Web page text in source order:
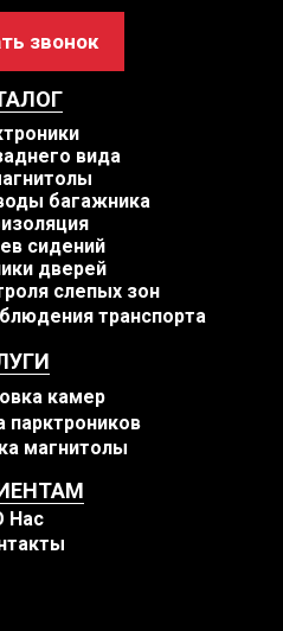
багажника
слепых зон
транспорта
вида
сидений
звонок
дверей
камер
Нас
магнитолы
парктроников